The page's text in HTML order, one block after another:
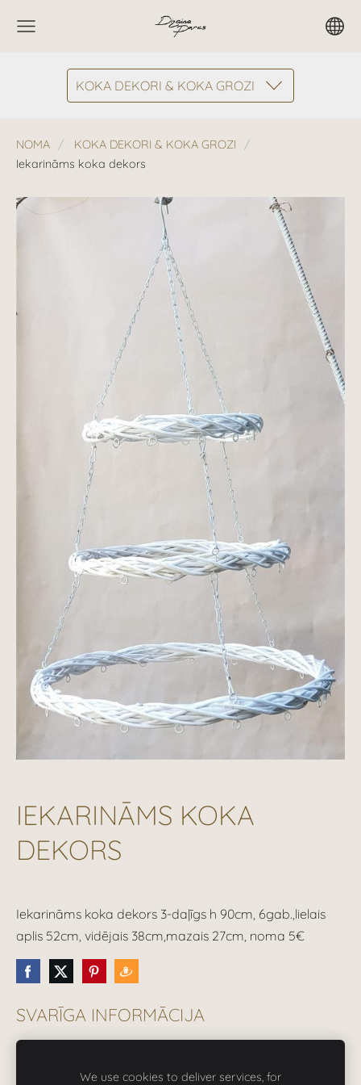
KOKA DEKORI & KOKA GROZI
SVARĪGA INFORMĀCIJA
NOMA
KOKA DEKORI & KOKA GROZI
Iekarināms koka dekors
IEKARINĀMS KOKA
DEKORS
Iekarināms koka dekors 3-daļīgs h 90cm, 6gab.,lielais
aplis 52cm, vidējais 38cm,mazais 27cm, noma 5€
We use cookies to deliver services, for